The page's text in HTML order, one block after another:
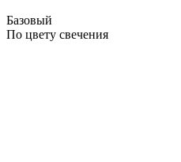
Базовый
По цвету свечения